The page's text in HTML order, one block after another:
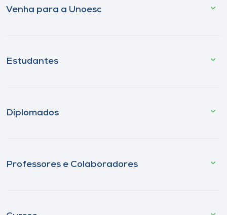
Venha para a Unoesc
Estudantes
Diplomados
Professores e Colaboradores